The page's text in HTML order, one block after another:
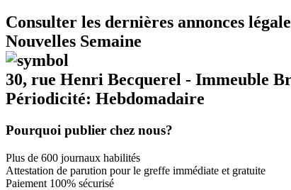
Consulter les dernières annonces
Nouvelles Semaine
30, rue Henri Becquerel - Immeuble
Périodicité: Hebdomadaire
Pourquoi publier chez nous?
Plus de 600 journaux habilités
Attestation de parution pour le greffe immédiate et gratuite
Paiement 100% sécurisé